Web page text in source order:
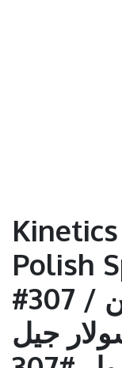
Polish
#307 / طلاء أظافر من
جيل